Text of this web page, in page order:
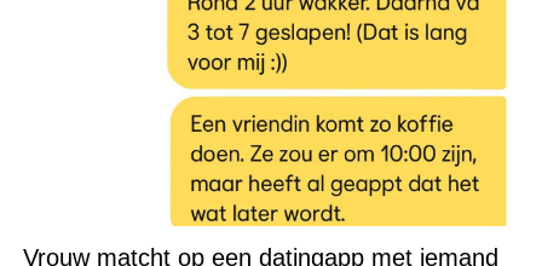
Vrouw matcht op een datingapp met iemand